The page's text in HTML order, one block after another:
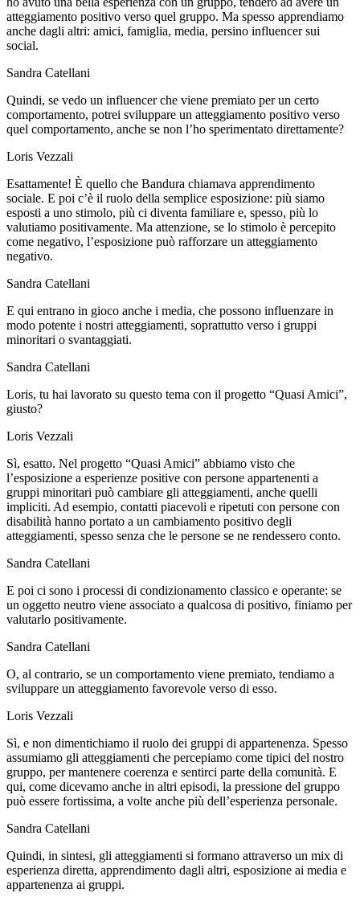
atteggiamento positivo verso quel gruppo. Ma spesso apprendiamo
anche dagli altri: amici, famiglia, media, persino influencer sui
social.
Sandra Catellani
Quindi, se vedo un influencer che viene premiato per un certo
comportamento, potrei sviluppare un atteggiamento positivo verso
quel comportamento, anche se non l’ho sperimentato direttamente?
Loris Vezzali
Esattamente! È quello che Bandura chiamava apprendimento
sociale. E poi c’è il ruolo della semplice esposizione: più siamo
esposti a uno stimolo, più ci diventa familiare e, spesso, più lo
valutiamo positivamente. Ma attenzione, se lo stimolo è percepito
come negativo, l’esposizione può rafforzare un atteggiamento
negativo.
Sandra Catellani
E qui entrano in gioco anche i media, che possono influenzare in
modo potente i nostri atteggiamenti, soprattutto verso i gruppi
minoritari o svantaggiati.
Sandra Catellani
Loris, tu hai lavorato su questo tema con il progetto “Quasi Amici”,
giusto?
Loris Vezzali
Sì, esatto. Nel progetto “Quasi Amici” abbiamo visto che
l’esposizione a esperienze positive con persone appartenenti a
gruppi minoritari può cambiare gli atteggiamenti, anche quelli
impliciti. Ad esempio, contatti piacevoli e ripetuti con persone con
disabilità hanno portato a un cambiamento positivo degli
atteggiamenti, spesso senza che le persone se ne rendessero conto.
Sandra Catellani
E poi ci sono i processi di condizionamento classico e operante: se
un oggetto neutro viene associato a qualcosa di positivo, finiamo per
valutarlo positivamente.
Sandra Catellani
O, al contrario, se un comportamento viene premiato, tendiamo a
sviluppare un atteggiamento favorevole verso di esso.
Loris Vezzali
Sì, e non dimentichiamo il ruolo dei gruppi di appartenenza. Spesso
assumiamo gli atteggiamenti che percepiamo come tipici del nostro
gruppo, per mantenere coerenza e sentirci parte della comunità. E
qui, come dicevamo anche in altri episodi, la pressione del gruppo
può essere fortissima, a volte anche più dell’esperienza personale.
Sandra Catellani
Quindi, in sintesi, gli atteggiamenti si formano attraverso un mix di
esperienza diretta, apprendimento dagli altri, esposizione ai media e
appartenenza ai gruppi.